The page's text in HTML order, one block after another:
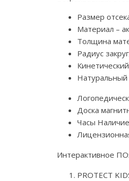
Размер
Материал –
Толщина
Радиус
Натуральный
Доска
Часы Наличие
Интерактивное ПО:
PROTECT